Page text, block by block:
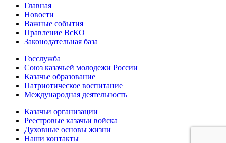
Главная
Новости
Важные события
Правление ВсКО
Законодательная база
Госслужба
Союз казачьей молодежи России
Казачье образование
Патриотическое воспитание
Международная деятельность
Казачьи организации
Реестровые казачьи войска
Духовные основы жизни
Наши контакты